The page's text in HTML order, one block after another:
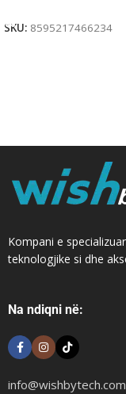
SKU: 8595217466234
Kompani e
teknologjike si dhe
Na ndiqni në:
info@wishbytech.com